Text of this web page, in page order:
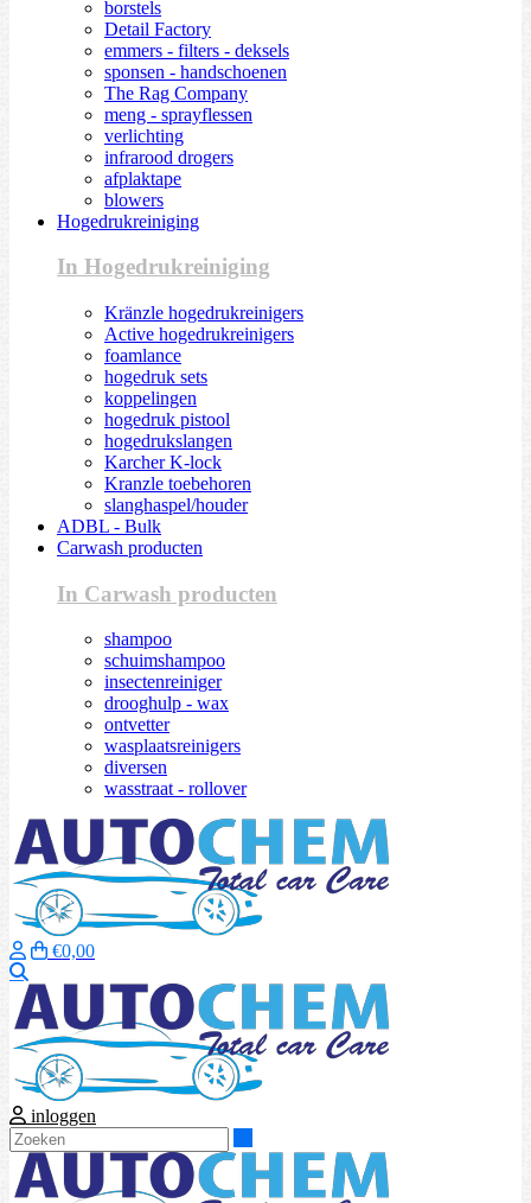
borstels
Detail Factory
emmers - filters - deksels
sponsen - handschoenen
The Rag Company
meng - sprayflessen
verlichting
infrarood drogers
afplaktape
blowers
Hogedrukreiniging
In Hogedrukreiniging
Kränzle hogedrukreinigers
Active hogedrukreinigers
foamlance
hogedruk sets
koppelingen
hogedruk pistool
hogedrukslangen
Karcher K-lock
Kranzle toebehoren
slanghaspel/houder
ADBL - Bulk
Carwash producten
In Carwash producten
shampoo
schuimshampoo
insectenreiniger
drooghulp - wax
ontvetter
wasplaatsreinigers
diversen
wasstraat - rollover
€0,00
inloggen